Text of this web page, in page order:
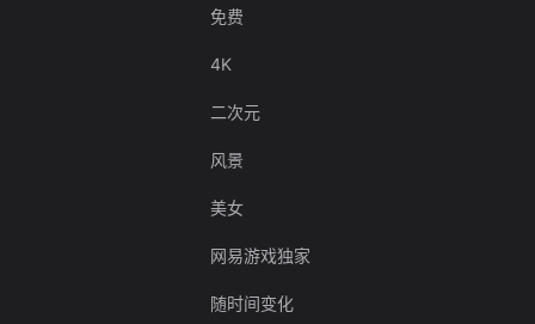
免费
4K
二次元
风景
美女
网易游戏独家
随时间变化